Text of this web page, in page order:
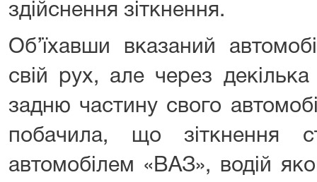
здійснення зіткнення.
Об’їхавши вказаний
свій рух, але через
задню частину свого
побачила, що зіткнення
автомобілем «ВАЗ», водій